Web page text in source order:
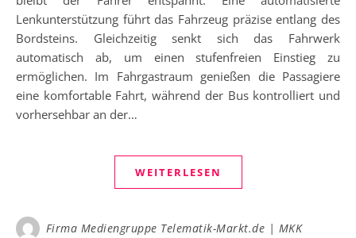
Lenkunterstützung führt das Fahrzeug präzise entlang des
Bordsteins. Gleichzeitig senkt sich das Fahrwerk
automatisch ab, um einen stufenfreien Einstieg zu
ermöglichen. Im Fahrgastraum genießen die Passagiere
eine komfortable Fahrt, während der Bus kontrolliert und
vorhersehbar an der…
WEITERLESEN
Firma Mediengruppe Telematik-Markt.de | MKK